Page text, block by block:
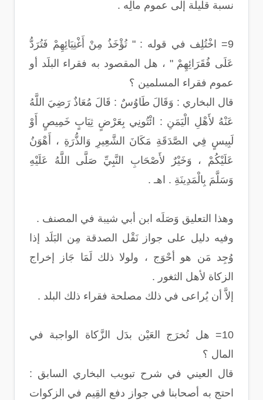
نسبة قليلة إلى عموم مالِه .
9= اخْتُلِف في قوله : " تُؤْخَذُ مِنْ أَغْنِيَائِهِمْ فَتُرَدُّ
عَلَى فُقَرَائِهِمْ " ، هل المقصود به فقراء البلَد أو
عموم فقراء المسلمين ؟
قال البخاري : وَقَالَ طَاوُسٌ : قَالَ مُعَاذٌ رَضِيَ اللَّهُ
عَنْهُ لأَهْلِ الْيَمَنِ : ائْتُونِي بِعَرْضٍ ثِيَابٍ خَمِيصٍ أَوْ
لَبِيسٍ فِي الصَّدَقَةِ مَكَانَ الشَّعِيرِ وَالذُّرَةِ ، أَهْوَنُ
عَلَيْكُمْ ، وَخَيْرٌ لأَصْحَابِ النَّبِيِّ صَلَّى اللَّهُ عَلَيْهِ
وَسَلَّمَ بِالْمَدِينَةِ . اهـ .
وهذا التعليق وَصَلَه ابن أبي شيبة في المصنف .
وفيه دليل على جواز نَقْل الصدقة مِن البَلَد إذا
وُجِد مَن هو أحْوَج ، ولولا ذلك لَمَا جَاز إخراج
الزكاة لأهل الثغور .
إلاَّ أن يُراعى في ذلك مصلحة فقراء ذلك البلد .
10= هل تُخرَج العَيْن بدَل الزَّكاة الواجبة في
المال ؟
قال العيني في شرح تبويب البخاري السابق :
احتج به أصحابنا في جواز دفع القِيم في الزكوات